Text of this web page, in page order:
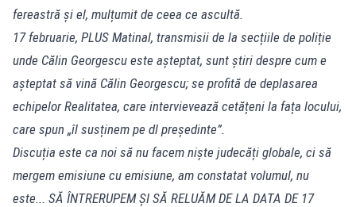
fereastră și el, mulțumit de ceea ce ascultă.
17 februarie, PLUS Matinal, transmisii de la secțiile de poliție
unde Călin Georgescu este așteptat, sunt știri despre cum e
așteptat să vină Călin Georgescu; se profită de deplasarea
echipelor Realitatea, care intervievează cetățeni la fața locului,
care spun „îl susținem pe dl președinte”.
Discuția este ca noi să nu facem niște judecăți globale, ci să
mergem emisiune cu emisiune, am constatat volumul, nu
este... SĂ ÎNTRERUPEM ȘI SĂ RELUĂM DE LA DATA DE 17